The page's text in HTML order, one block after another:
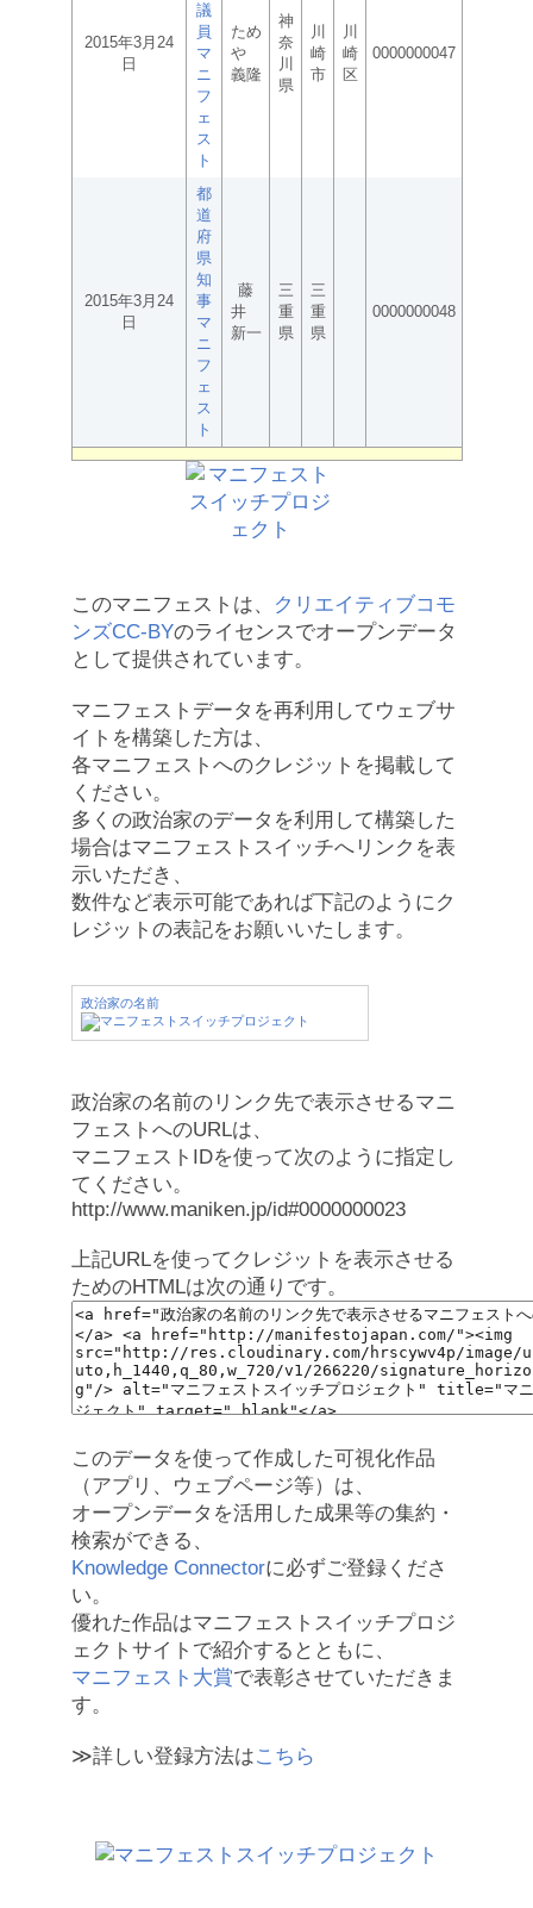
2015年3月24
日
議
員
マ
ニ
フ
ェ
ス
ト
ため
や
義隆
神
奈
川
県
川
崎
市
川
崎
区
0000000047
2015年3月24
日
都
道
府
県
知
事
マ
ニ
フ
ェ
ス
ト
藤
井
新一
三
重
県
三
重
県
0000000048
このマニフェストは、
クリエイティブコモ
ンズCC-BYのライセンスでオープンデータ
として提供されています。
マニフェストデータを再利用してウェブサ
イトを構築した方は、
各マニフェストへのクレジットを掲載して
ください。
多くの政治家のデータを利用して構築した
場合はマニフェストスイッチへリンクを表
示いただき、
数件など表示可能であれば下記のようにク
レジットの表記をお願いいたします。
政治家の名前
政治家の名前のリンク先で表示させるマニ
フェストへのURLは、
マニフェストIDを使って次のように指定し
てください。
http://www.maniken.jp/id#0000000023
上記URLを使ってクレジットを表示させる
ためのHTMLは次の通りです。
このデータを使って作成した可視化作品
（アプリ、ウェブページ等）は、
オープンデータを活用した成果等の集約・
検索ができる、
Knowledge Connectorに必ずご登録くださ
い。
優れた作品はマニフェストスイッチプロジ
ェクトサイトで紹介するとともに、
マニフェスト大賞で表彰させていただきま
す。
≫詳しい登録方法はこちら